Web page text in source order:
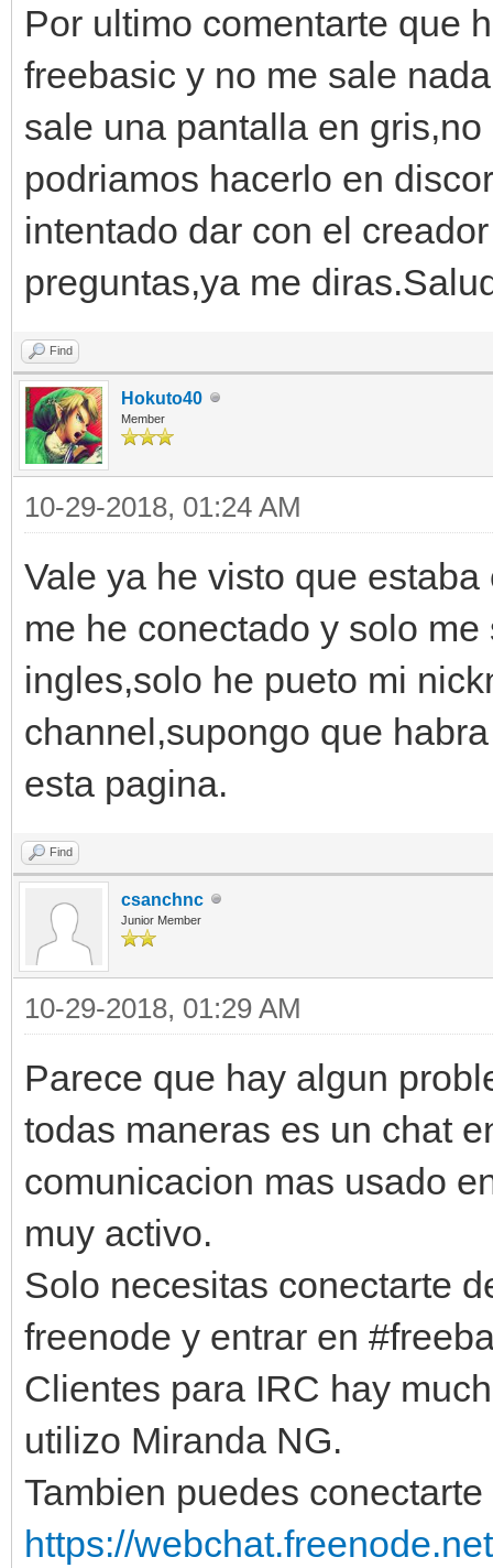
Por ultimo comentarte que
freebasic y no me sale
sale una pantalla en
podriamos hacerlo en
intentado dar con el
preguntas,ya me
Find
Hokuto40
Member
10-29-2018, 01:24 AM
Vale ya he visto que
me he conectado y solo
ingles,solo he pueto mi
channel,supongo que
esta pagina.
Find
csanchnc
Junior Member
10-29-2018, 01:29 AM
Parece que hay algun
todas maneras es un chat
comunicacion mas usado
muy activo.
Solo necesitas conectarte
freenode y entrar en
Clientes para IRC hay
utilizo Miranda NG.
Tambien puedes
https://